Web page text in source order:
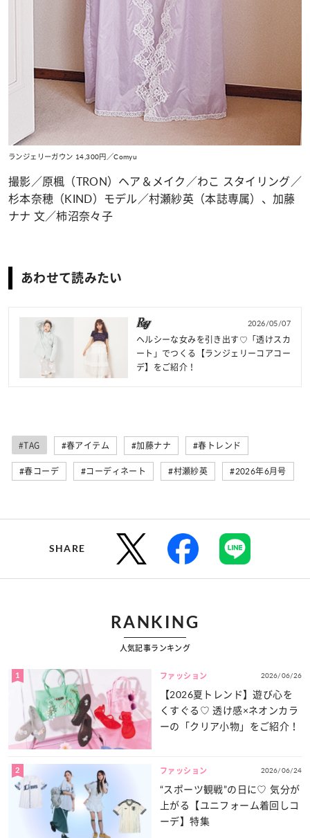
ランジェリーガウン 14,300円／Comyu
撮影／原楓（TRON）ヘア＆メイク／わこ スタイリング／
杉本奈穂（KIND）モデル／村瀬紗英（本誌専属）、加藤
ナナ 文／柿沼奈々子
あわせて読みたい
2026/05/07
ヘルシーな女みを引き出す♡「透けスカ
ート」でつくる【ランジェリーコアコー
デ】をご紹介！
#TAG #春アイテム #加藤ナナ #春トレンド
#春コーデ #コーディネート #村瀬紗英 #2026年6月号
SHARE
RANKING
人気記事ランキング
1 ファッション 2026/06/26
【2026夏トレンド】遊び心を
くすぐる♡ 透け感×ネオンカラ
ーの「クリア小物」をご紹介！
2 ファッション 2026/06/24
“スポーツ観戦”の日に♡ 気分が
上がる【ユニフォーム着回しコ
ーデ】特集